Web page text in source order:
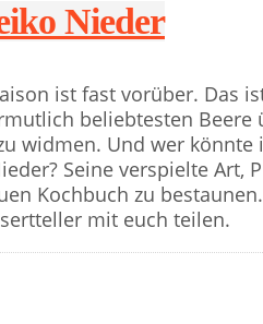
Nieder
ist fast vorüber. Das
beliebtesten
widmen. Und wer
Seine verspielte Art,
Kochbuch zu
mit euch teilen.